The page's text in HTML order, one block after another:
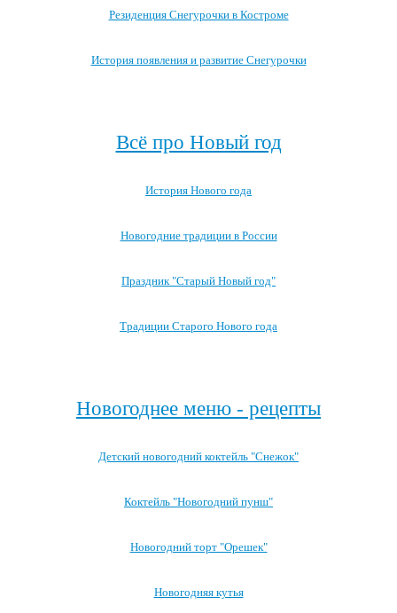
Резиденция Снегурочки в Костроме
История появления и развитие Снегурочки
Всё про Новый год
История Нового года
Новогодние традиции в России
Праздник "Старый Новый год"
Традиции Старого Нового года
Новогоднее меню - рецепты
Детский новогодний коктейль "Снежок"
Коктейль "Новогодний пунш"
Новогодний торт "Орешек"
Новогодняя кутья